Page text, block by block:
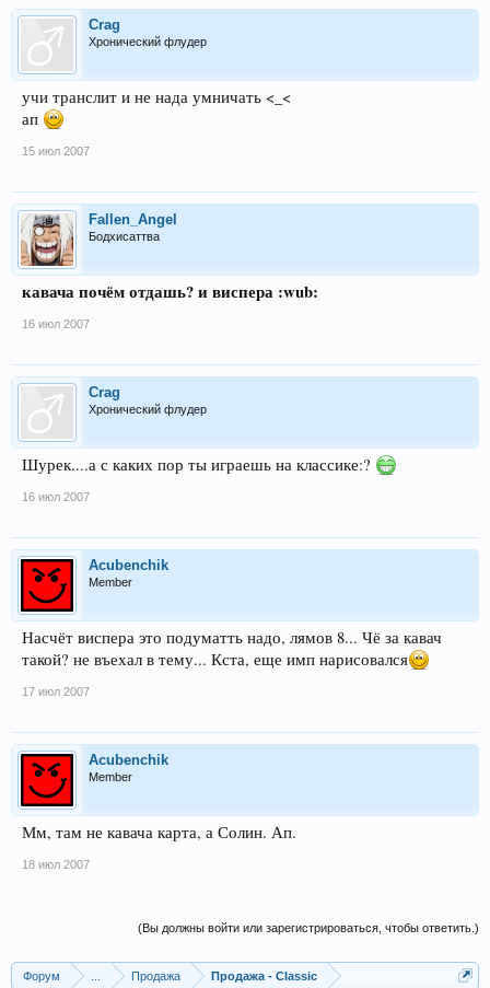
Crag
Хронический флудер
учи транслит и не нада умничать <_<
ап
15 июл 2007
Fallen_Angel
Бодхисаттва
кавача почём отдашь? и виспера :wub:
16 июл 2007
Crag
Хронический флудер
Шурек....а с каких пор ты играешь на классике:?
16 июл 2007
Acubenchik
Member
Насчёт виспера это подуматть надо, лямов 8... Чё за кавач
такой? не въехал в тему... Кста, еще имп нарисовался
17 июл 2007
Acubenchik
Member
Мм, там не кавача карта, а Солин. Ап.
18 июл 2007
(Вы должны войти или зарегистрироваться, чтобы ответить.)
Форум Продажа Продажа - Classic